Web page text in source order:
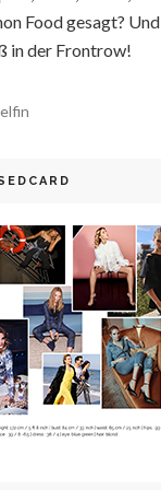
Food gesagt? Und
in der Frontrow!